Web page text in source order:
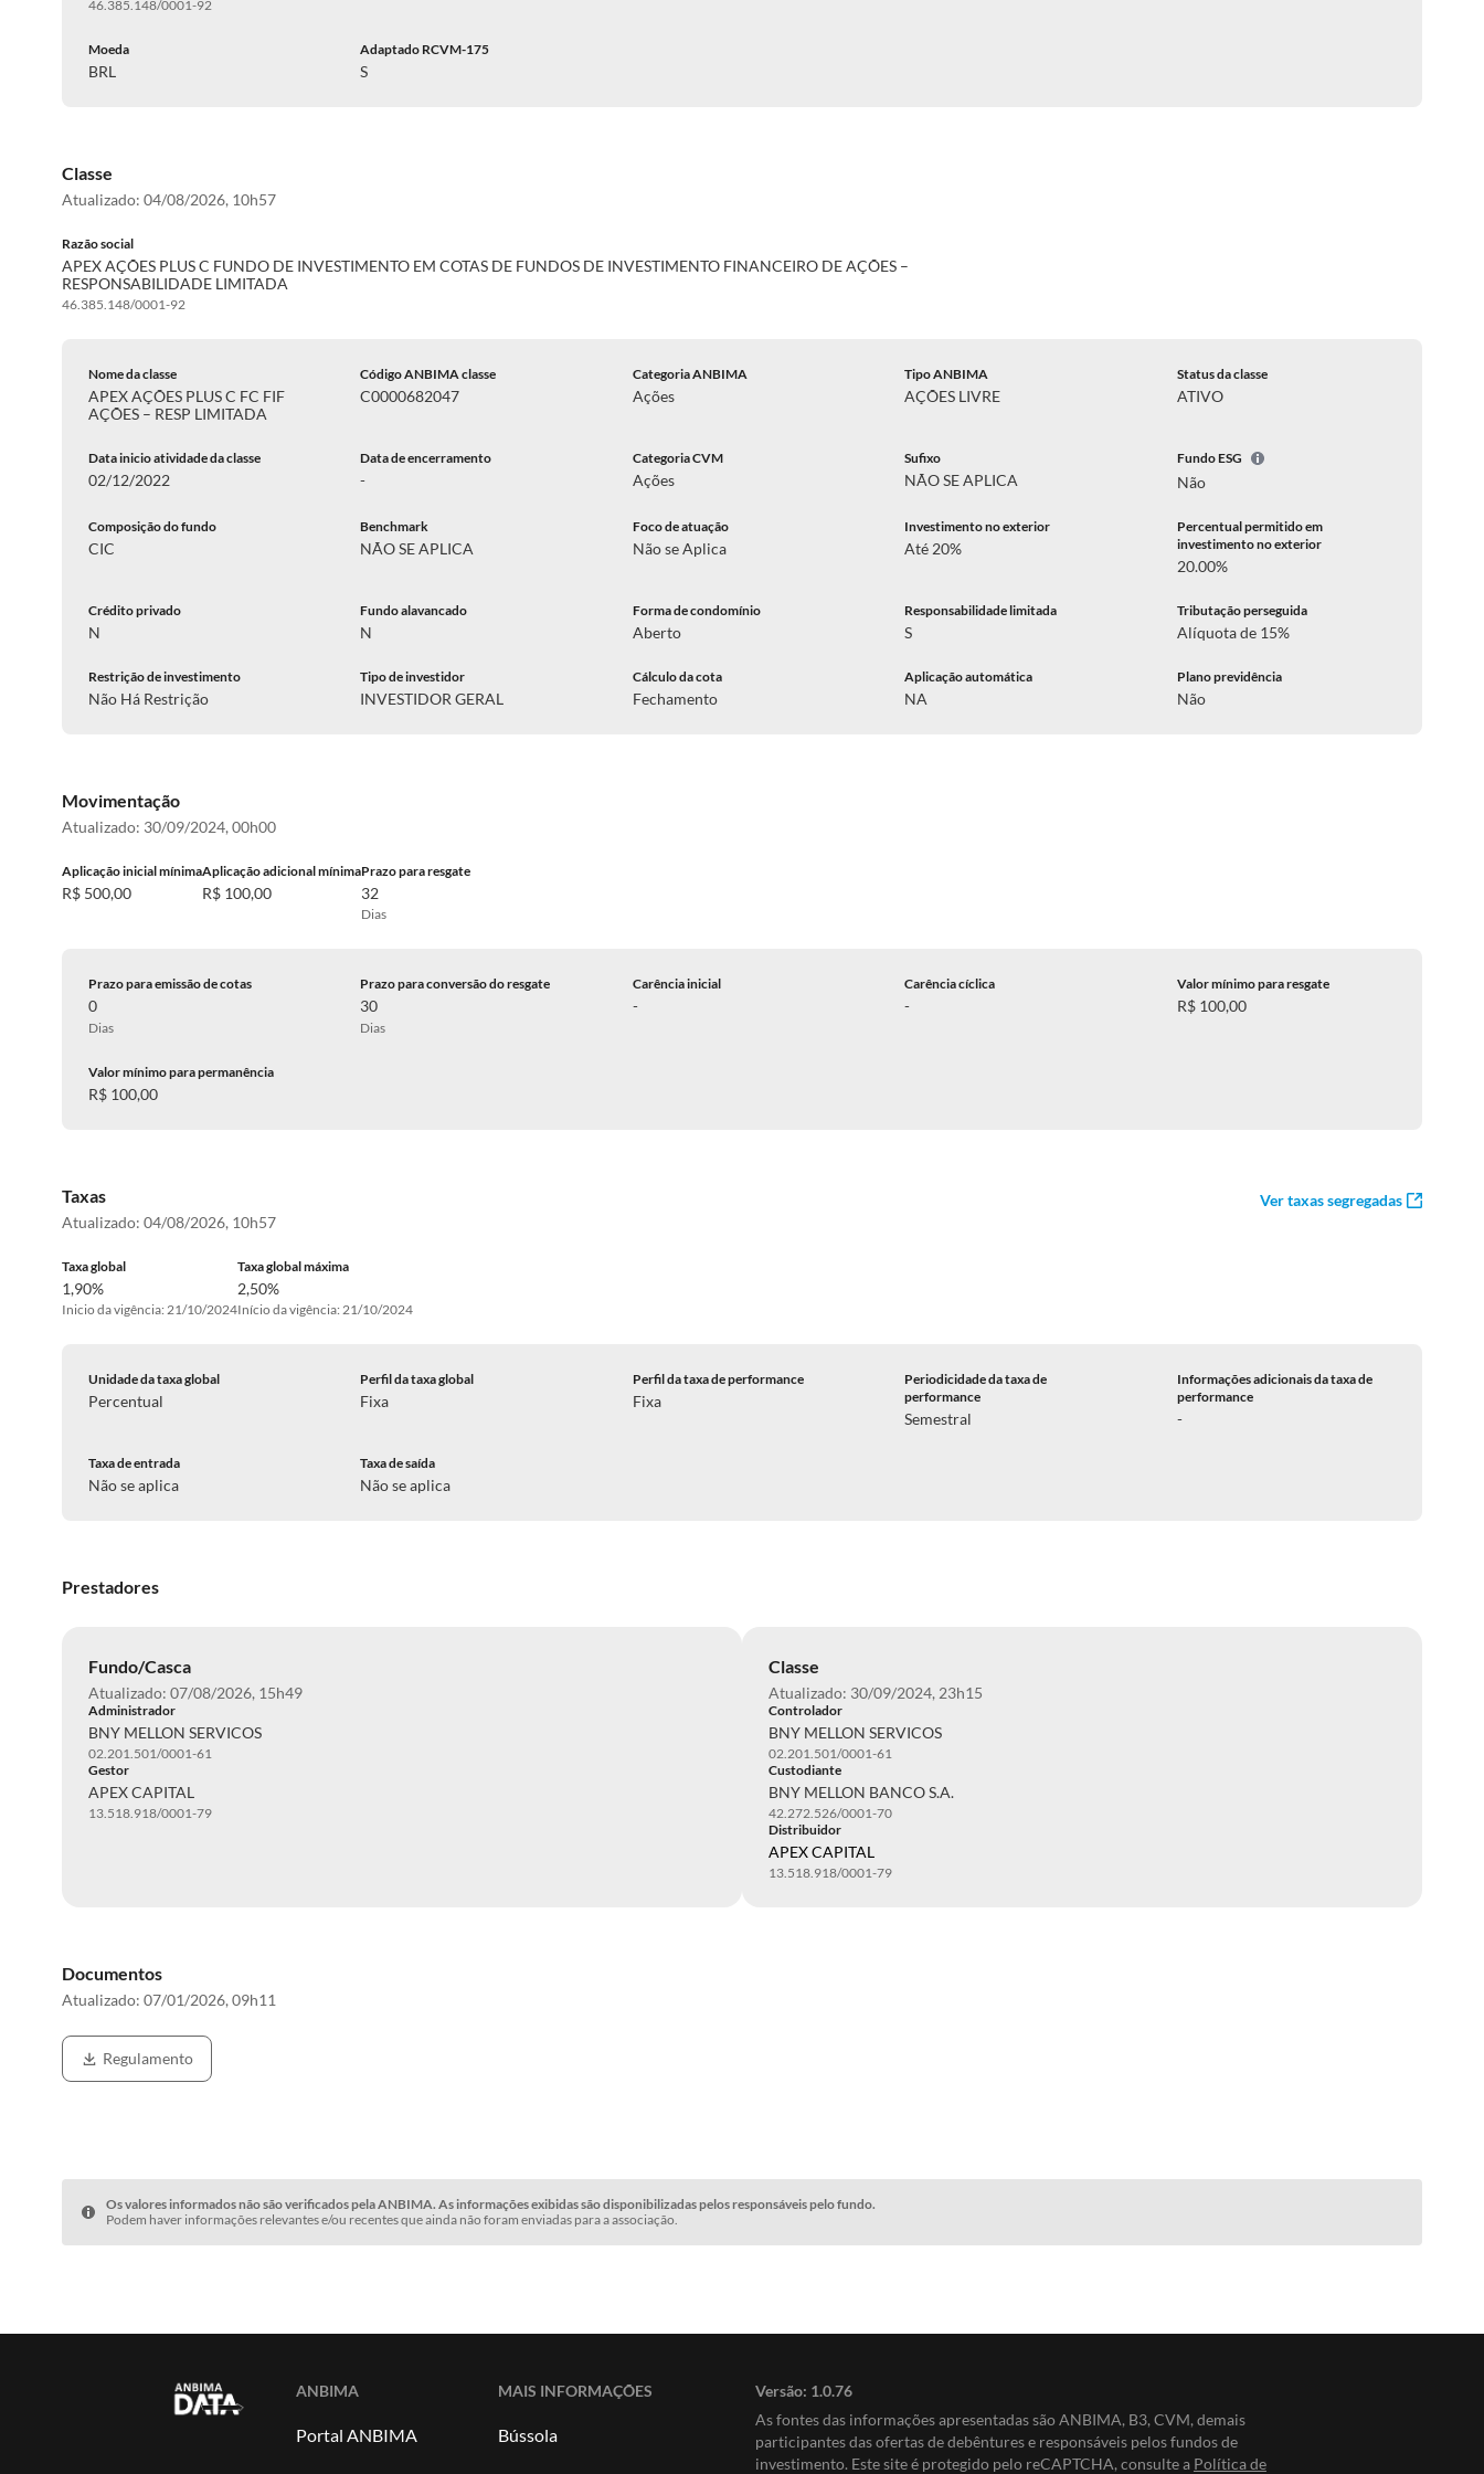
46.385.148/0001-92
Moeda
BRL
Adaptado RCVM-175
S
Classe
Atualizado: 04/08/2026, 10h57
Razão social
APEX AÇÕES PLUS C FUNDO DE INVESTIMENTO EM COTAS DE FUNDOS DE INVESTIMENTO FINANCEIRO DE AÇÕES –
RESPONSABILIDADE LIMITADA
46.385.148/0001-92
Nome da classe
APEX AÇÕES PLUS C FC FIF
AÇÕES – RESP LIMITADA
Código ANBIMA classe
C0000682047
Categoria ANBIMA
Ações
Tipo ANBIMA
AÇÕES LIVRE
Status da classe
ATIVO
Data inicio atividade da classe
02/12/2022
Data de encerramento
-
Categoria CVM
Ações
Sufixo
NÃO SE APLICA
Fundo ESG
Não
Composição do fundo
CIC
Benchmark
NÃO SE APLICA
Foco de atuação
Não se Aplica
Investimento no exterior
Até 20%
Percentual permitido em
investimento no exterior
20.00%
Crédito privado
N
Fundo alavancado
N
Forma de condomínio
Aberto
Responsabilidade limitada
S
Tributação perseguida
Alíquota de 15%
Restrição de investimento
Não Há Restrição
Tipo de investidor
INVESTIDOR GERAL
Cálculo da cota
Fechamento
Aplicação automática
NA
Plano previdência
Não
Movimentação
Atualizado: 30/09/2024, 00h00
Aplicação inicial mínima
R$ 500,00
Aplicação adicional mínima
R$ 100,00
Prazo para resgate
32
Dias
Prazo para emissão de cotas
0
Dias
Prazo para conversão do resgate
30
Dias
Carência inicial
-
Carência cíclica
-
Valor mínimo para resgate
R$ 100,00
Valor mínimo para permanência
R$ 100,00
Taxas
Atualizado: 04/08/2026, 10h57
Ver taxas segregadas
Taxa global
1,90%
Inicio da vigência: 21/10/2024
Taxa global máxima
2,50%
Início da vigência: 21/10/2024
Unidade da taxa global
Percentual
Perfil da taxa global
Fixa
Perfil da taxa de performance
Fixa
Periodicidade da taxa de
performance
Semestral
Informações adicionais da taxa de
performance
-
Taxa de entrada
Não se aplica
Taxa de saída
Não se aplica
Prestadores
Fundo/Casca
Atualizado: 07/08/2026, 15h49
Administrador
BNY MELLON SERVICOS
02.201.501/0001-61
Gestor
APEX CAPITAL
13.518.918/0001-79
Classe
Atualizado: 30/09/2024, 23h15
Controlador
BNY MELLON SERVICOS
02.201.501/0001-61
Custodiante
BNY MELLON BANCO S.A.
42.272.526/0001-70
Distribuidor
APEX CAPITAL
13.518.918/0001-79
Documentos
Atualizado: 07/01/2026, 09h11
Regulamento
Os valores informados não são verificados pela ANBIMA. As informações exibidas são disponibilizadas pelos responsáveis pelo fundo.
Podem haver informações relevantes e/ou recentes que ainda não foram enviadas para a associação.
ANBIMA
Portal ANBIMA
MAIS INFORMAÇÕES
Bússola
Versão: 1.0.76
As fontes das informações apresentadas são ANBIMA, B3, CVM, demais
participantes das ofertas de debêntures e responsáveis pelos fundos de
investimento. Este site é protegido pelo reCAPTCHA, consulte a Política de